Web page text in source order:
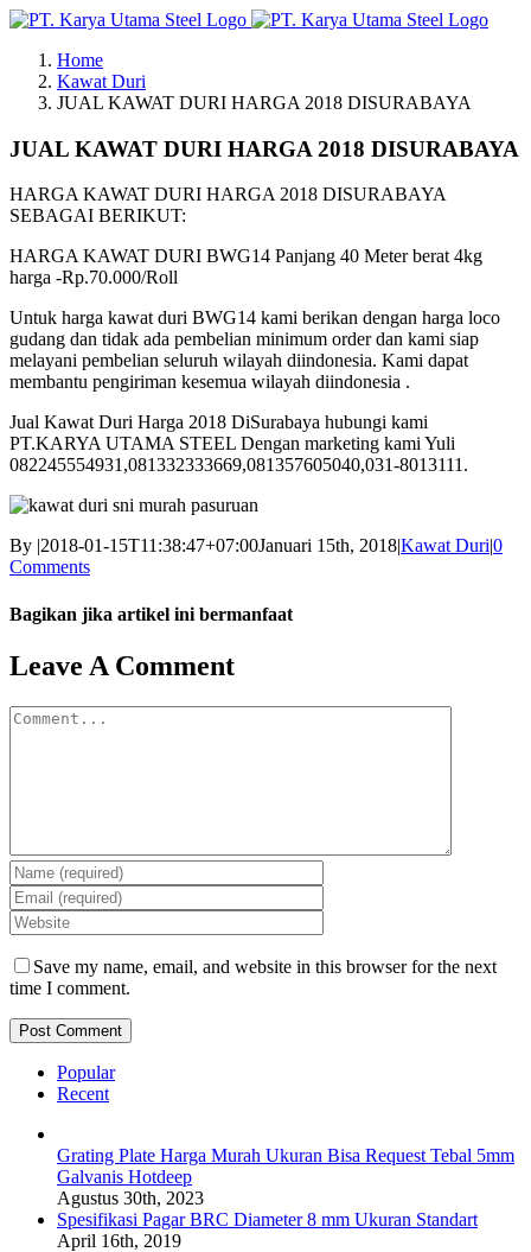
Skip
contentHome
Kawat Duri
JUAL KAWAT DURI HARGA 2018 DISURABAYA
JUAL KAWAT DURI HARGA 2018 DISURABAYA
HARGA KAWAT DURI HARGA 2018 DISURABAYA
SEBAGAI BERIKUT:
HARGA KAWAT DURI BWG14 Panjang 40 Meter berat 4kg
harga -Rp.70.000/Roll
Untuk harga kawat duri BWG14 kami berikan dengan harga loco
gudang dan tidak ada pembelian minimum order dan kami siap
melayani pembelian seluruh wilayah diindonesia. Kami dapat
membantu pengiriman kesemua wilayah diindonesia .
Jual Kawat Duri Harga 2018 DiSurabaya hubungi kami
PT.KARYA UTAMA STEEL Dengan marketing kami Yuli
082245554931,081332333669,081357605040,031-8013111.
By |2018-01-15T11:38:47+07:00Januari 15th, 2018|Kawat Duri|0
Comments
Bagikan jika artikel ini bermanfaat
Facebook
Twitter
Reddit
LinkedIn
WhatsApp
Tumblr
Pinterest
Vk
Email
Leave A Comment
Comment
Save my name, email, and website in this browser for the next
time I comment.
Popular
Recent
Grating Plate Harga Murah Ukuran Bisa Request Tebal 5mm
Galvanis Hotdeep
Agustus 30th, 2023
Spesifikasi Pagar BRC Diameter 8 mm Ukuran Standart
April 16th, 2019